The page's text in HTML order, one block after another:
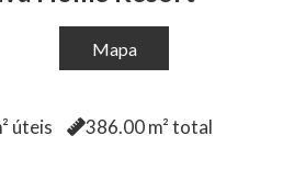
Mapa
úteis 386.00m² total